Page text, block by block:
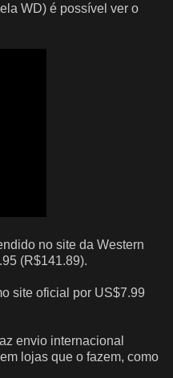
WD) é possível ver o
no site da Western
(R$141.89).
site oficial por US$7.99
envio internacional
lojas que o fazem, como